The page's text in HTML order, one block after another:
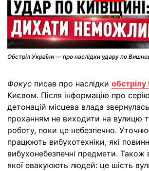
Обстріл України — про наслідки удару по
Фокус писав про наслідки
Києвом. Після інформацію про
детонацій місцева влада
проханням не виходити на вулицю
роботу, поки це небезпечно.
працюють вибухотехніки, які
вибухонебезпечні предмети. Також
якої евакуюють людей: це шість